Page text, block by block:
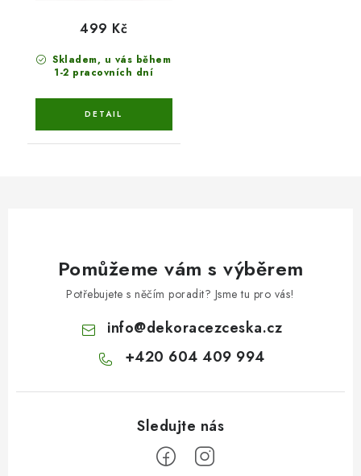
Skladem, u vás během
1-2 pracovních dní
499 Kč
Pomůžeme vám s výběrem
Potřebujete s něčím poradit? Jsme tu pro vás!
info@dekoracezceska.cz
+420 604 409 994